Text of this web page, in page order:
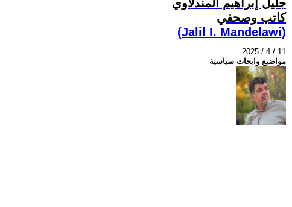
جليل إبراهيم المندلاوي
كاتب وصحفي
(Jalil I. Mandelawi)
2025 / 4 / 11
مواضيع وابحاث سياسية